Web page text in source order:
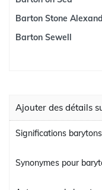
Barton Stone
Barton Sewell
Ajouter des détails
Significations barytons
Synonymes pour